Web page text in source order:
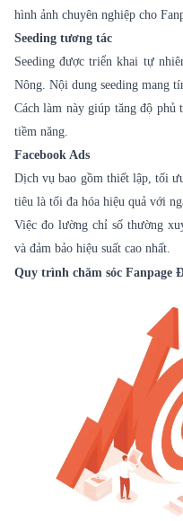
hình ảnh chuyên nghiệp cho
Seeding tương tác
Seeding được triển khai tự
Nông. Nội dung seeding mang
Cách làm này giúp tăng độ phủ
tiềm năng.
Facebook Ads
Dịch vụ bao gồm thiết lập, tối
tiêu là tối đa hóa hiệu quả với
Việc đo lường chỉ số thường
và đảm bảo hiệu suất cao nhất.
Quy trình chăm sóc Fanpage